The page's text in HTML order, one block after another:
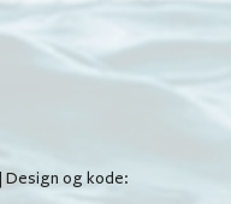
| Design og kode: